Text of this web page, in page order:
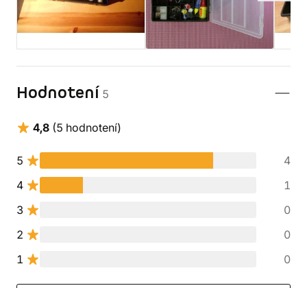
Hodnotení 5
4,8 (5 hodnotení)
5
4
4
1
3
0
2
0
1
0